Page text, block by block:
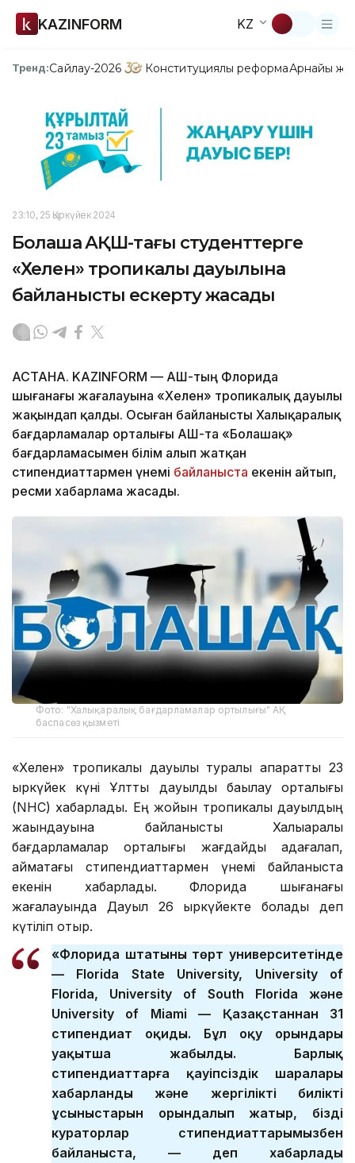
KAZINFORM KZ
Тренд:Сайлау-2026 Конституциялық реформаАрнайы
23:10, 25 Қыркүйек 2024
Болашақ АҚШ-тағы студенттерге
«Хелен» тропикалық дауылына
байланысты ескерту жасады
АСТАНА. KAZINFORM — АҚШ-тың Флорида
шығанағы жағалауына «Хелен» тропикалық дауылы
жақындап қалды. Осыған байланысты Халықаралық
бағдарламалар орталығы АҚШ-та «Болашақ»
бағдарламасымен білім алып жатқан
стипендиаттармен үнемі байланыста екенін айтып,
ресми хабарлама жасады.
Фото: "Халықаралық бағдарламалар ортылығы" АҚ
баспасөз қызметі
«Хелен» тропикалық дауылы туралы ақпаратты 23
қыркүйек күні Ұлттық дауылды бақылау орталығы
(NHC) хабарлады. Ең жойқын тропикалық дауылдың
жақындауына байланысты Халықаралық
бағдарламалар орталығы жағдайды қадағалап,
аймақтағы стипендиаттармен үнемі байланыста
екенін хабарлады. Флорида шығанағы
жағалауында Дауыл 26 қыркүйекте болады деп
күтіліп отыр.
«Флорида штатының төрт университетінде
— Florida State University, University of
Florida, University of South Florida және
University of Miami — Қазақстаннан 31
стипендиат оқиды. Бұл оқу орындары
уақытша жабылды. Барлық
стипендиаттарға қауіпсіздік шаралары
хабарланды және жергілікті биліктің
ұсыныстарын орындалып жатыр, біздің
кураторлар стипендиаттарымызбен
байланыста, — деп хабарлады